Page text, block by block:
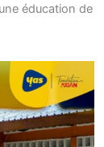
éducation de